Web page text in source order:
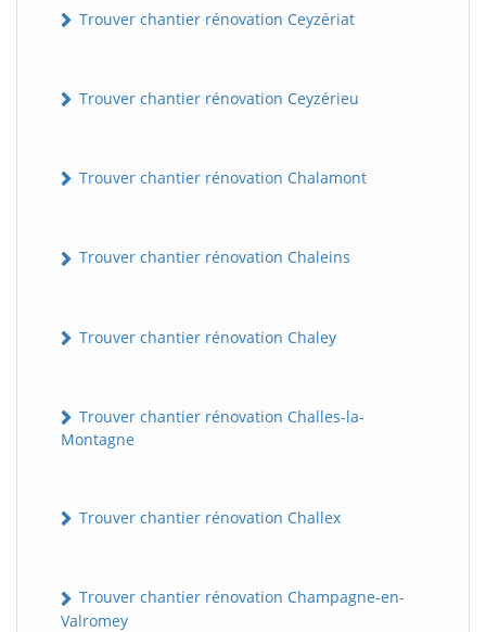
Trouver chantier rénovation Ceyzériat
Trouver chantier rénovation Ceyzérieu
Trouver chantier rénovation Chalamont
Trouver chantier rénovation Chaleins
Trouver chantier rénovation Chaley
Trouver chantier rénovation Challes-la-
Montagne
Trouver chantier rénovation Challex
Trouver chantier rénovation Champagne-en-
Valromey